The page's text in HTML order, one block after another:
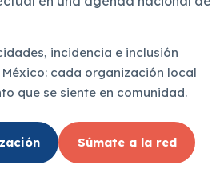
incidencia e inclusión
cada organización local
que se siente en comunidad.
Súmate a la red